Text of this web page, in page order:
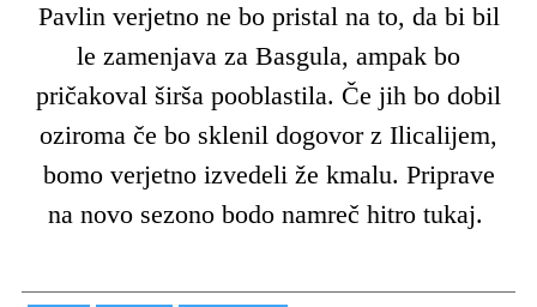
Pavlin verjetno ne bo pristal na to, da bi bil
le zamenjava za Basgula, ampak bo
pričakoval širša pooblastila. Če jih bo dobil
oziroma če bo sklenil dogovor z Ilicalijem,
bomo verjetno izvedeli že kmalu. Priprave
na novo sezono bodo namreč hitro tukaj.